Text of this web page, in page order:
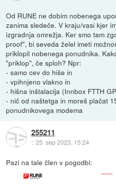
Od RUNE ne dobim nobenega
zanima sledeče. V kraju/vasi kjer
izgradnja omrežja. Ker smo tam
proof", bi seveda želel imeti
priklopil nobenega ponudnika.
"priklop", če sploh? Npr:
- samo cev do hiše in
- vpihnjeno vlakno in
- hišna inštalacija (Innbox FTTH
- nič od naštetga in moreš plačat
ponudnikovega modema
255211
::25. sep 2023, 15:24
Pazi na tale člen v pogodbi: